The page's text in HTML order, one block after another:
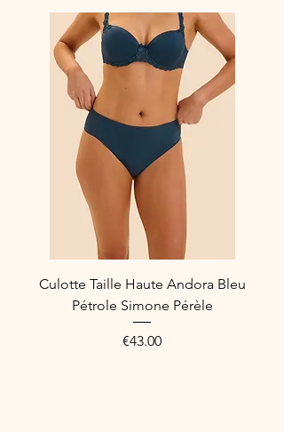
elles sont durables et résistantes.
Ajoutez une paire de chaussettes
Berthe aux Grands Pieds à votre
collection pour une sensation de luxe
au quotidien.
Composition :
50% Laine peignée
30% Polyamide
9% Acrylique
6% Viscose
3% Coton
2% Elasthanne
Culotte Taille Haute Andora Bleu
Pétrole Simone Pérèle
Price
€43.00